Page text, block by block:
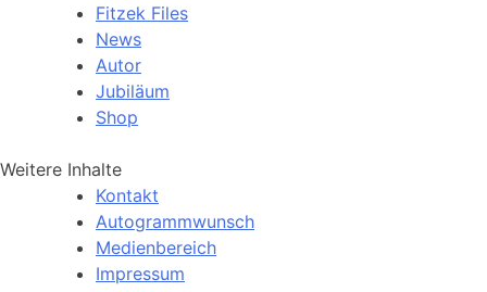
Fitzek Files
News
Autor
Jubiläum
Shop
Weitere Inhalte
Kontakt
Autogrammwunsch
Medienbereich
Impressum